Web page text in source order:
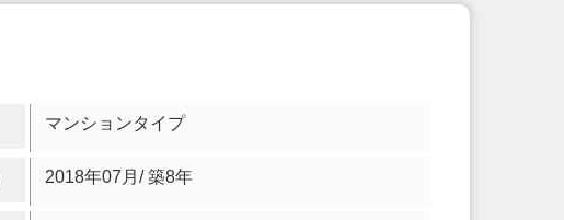
マンションタイプ
2018年07月/ 築8年